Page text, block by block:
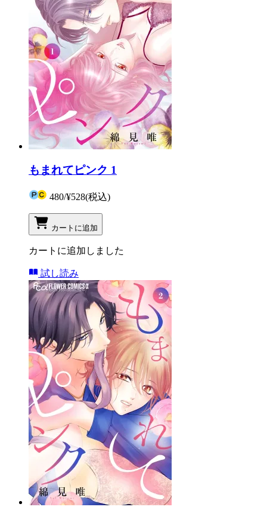
もまれてピンク 1
480/¥528(税込)
カートに追加
カートに追加しました
試し読み